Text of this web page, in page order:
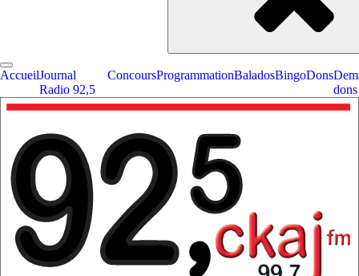
AccueilJournal
Radio 92,5
ConcoursProgrammationBaladosBingoDons
dons